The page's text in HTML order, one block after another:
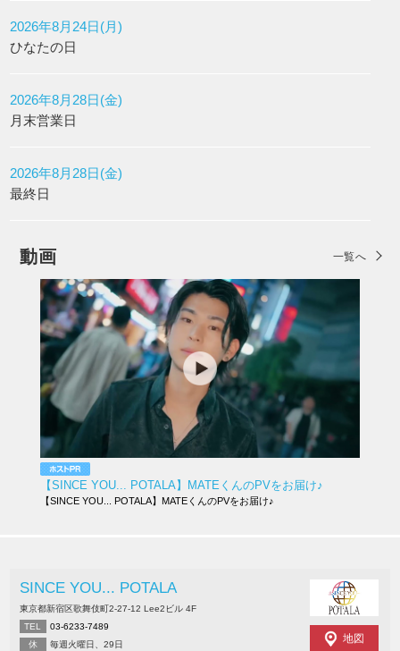
2026年8月24日(月)
ひなたの日
2026年8月28日(金)
月末営業日
2026年8月28日(金)
最終日
動画 一覧へ
【SINCE YOU... POTALA】MATEくんのPVをお届け♪
【SINCE YOU... POTALA】MATEくんのPVをお届け♪
SINCE YOU... POTALA
東京都新宿区歌舞伎町2-27-12 Lee2ビル 4F
TEL
03-6233-7489
休
毎週火曜日、29日 地図